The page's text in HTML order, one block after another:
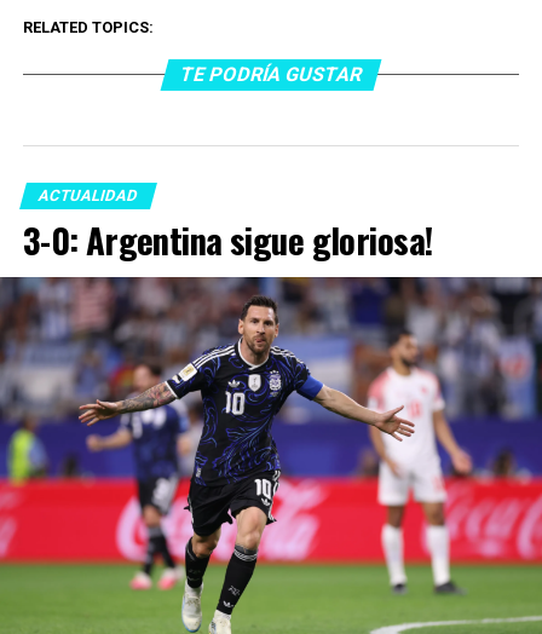
RELATED TOPICS:
TE PODRÍA GUSTAR
ACTUALIDAD
3-0: Argentina sigue gloriosa!